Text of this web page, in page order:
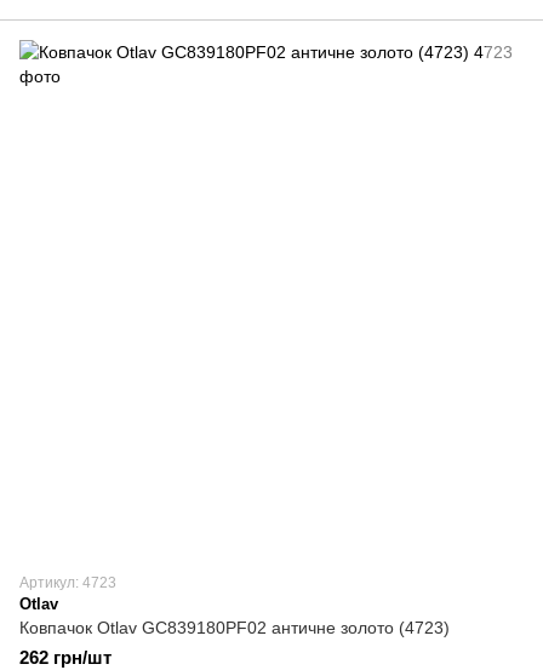
Артикул: 4723
Otlav
Ковпачок Otlav GC839180PF02 античне золото (4723)
262 грн/шт